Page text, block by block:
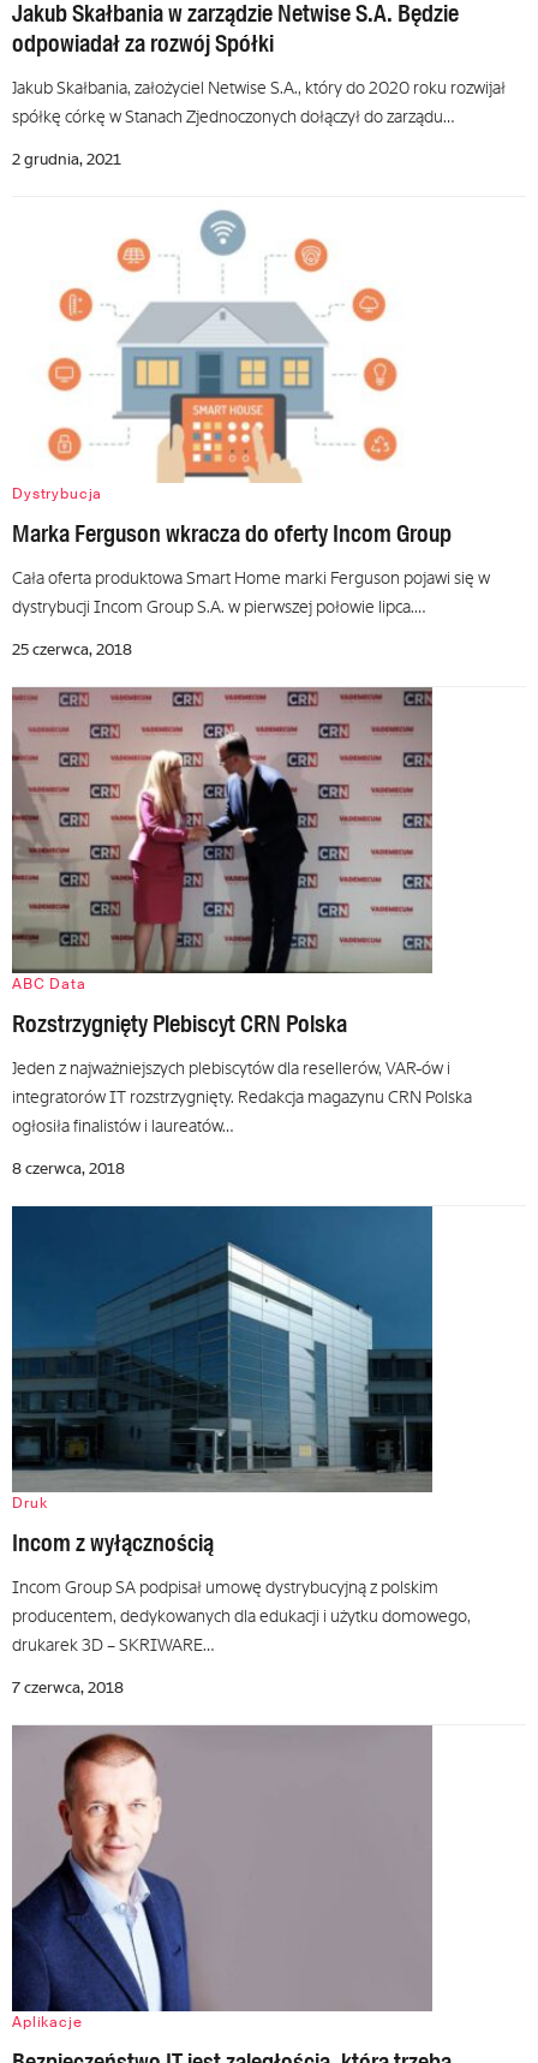
Jakub Skałbania w zarządzie Netwise S.A. Będzie
odpowiadał za rozwój Spółki
Jakub Skałbania, założyciel Netwise S.A., który do 2020 roku rozwijał
spółkę córkę w Stanach Zjednoczonych dołączył do zarządu…
2 grudnia, 2021
Dystrybucja
Marka Ferguson wkracza do oferty Incom Group
Cała oferta produktowa Smart Home marki Ferguson pojawi się w
dystrybucji Incom Group S.A. w pierwszej połowie lipca.…
25 czerwca, 2018
ABC Data
Rozstrzygnięty Plebiscyt CRN Polska
Jeden z najważniejszych plebiscytów dla resellerów, VAR-ów i
integratorów IT rozstrzygnięty. Redakcja magazynu CRN Polska
ogłosiła finalistów i laureatów…
8 czerwca, 2018
Druk
Incom z wyłącznością
Incom Group SA podpisał umowę dystrybucyjną z polskim
producentem, dedykowanych dla edukacji i użytku domowego,
drukarek 3D – SKRIWARE…
7 czerwca, 2018
Aplikacje